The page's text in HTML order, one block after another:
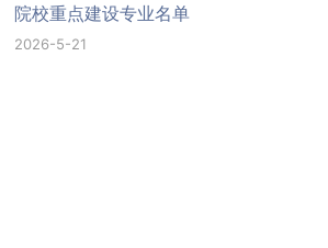
院校重点建设专业名单
2026-5-21